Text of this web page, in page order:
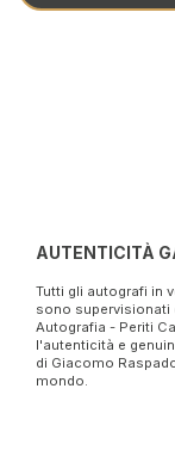
AUTENTICITÀ
Tutti gli autografi in
sono supervisionati
Autografia - Periti
l'autenticità e
di Giacomo
mondo.